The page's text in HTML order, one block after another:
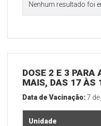
Nenhum resultado foi
DOSE 2 E 3 PARA
MAIS, DAS 17 ÀS
Data de Vacinação:7
Unidade